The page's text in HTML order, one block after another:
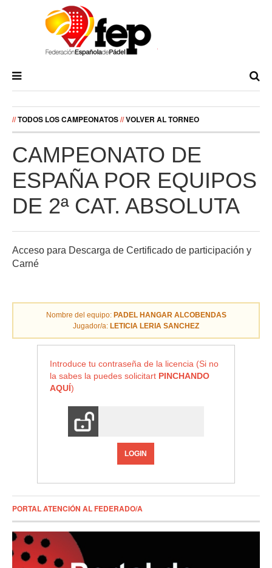
//TODOS LOS CAMPEONATOS//VOLVER AL TORNEO
CAMPEONATO DE
ESPAÑA POR EQUIPOS
DE 2ª CAT. ABSOLUTA
Acceso para Descarga de Certificado de participación y
Carné
Nombre del equipo: PADEL HANGAR ALCOBENDAS
Jugador/a: LETICIA LERIA SANCHEZ
Introduce tu contraseña de la licencia (Si no
la sabes la puedes solicitart PINCHANDO
AQUÍ)
LOGIN
PORTAL ATENCIÓN AL FEDERADO/A